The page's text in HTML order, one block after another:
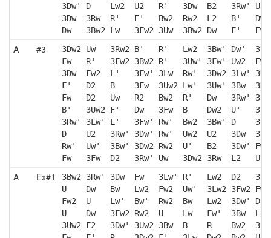
3Dw' D    Lw2  U2   R'   3Dw  B2   3Rw'
3Dw  3Rw  R'   F'   Bw2  Rw2  L2   B'
Dw   3Bw2 Lw   3Fw2 3Uw  3Bw2 Dw   F'
A #3
3Dw2 Uw   3Rw2 B'   R'   Lw2  3Bw' Dw'
Fw   R'   3Fw2 3Bw2 R'   3Uw' 3Fw' Uw2
3Dw  Fw2  L'   3Fw' 3Lw  Rw'  3Dw2 3Lw'
F'   D2   B    3Fw  3Uw2 Lw'  3Uw' 3Bw
Fw   D2   Uw   R2   Bw2  R'   Dw   3Rw'
B'   3Uw2 F'   Dw   3Fw  B    Dw2  U'
3Rw' 3Lw' L'   3Fw' Rw'  Bw2  3Bw' D
D    U2   3Rw' 3Dw' Rw'  Uw2  U2   3Dw
Rw'  Uw'  3Bw' 3Dw2 Rw2  U'   B2   3Dw'
Fw   3Fw  D2   3Rw' Uw   3Dw2 3Rw  L2
A Ex#1
3Bw2 3Rw' 3Dw  Fw   3Lw' R'   Lw2  D2
U    Dw   Bw   Lw2  Fw2  Uw'  3Lw2 3Fw2
Fw2  U    Lw'  Bw'  Rw2  Bw   Lw2  3Dw'
U    Dw   3Fw2 Rw2  U    Lw   Fw'  3Bw
3Uw2 F2   3Dw' 3Uw2 3Bw  B    R    Bw2